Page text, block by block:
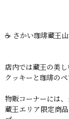
☕ さかい珈琲蔵王
店内では蔵王の美し
クッキーと珈琲の
物販コーナーには、
蔵王エリア限定商